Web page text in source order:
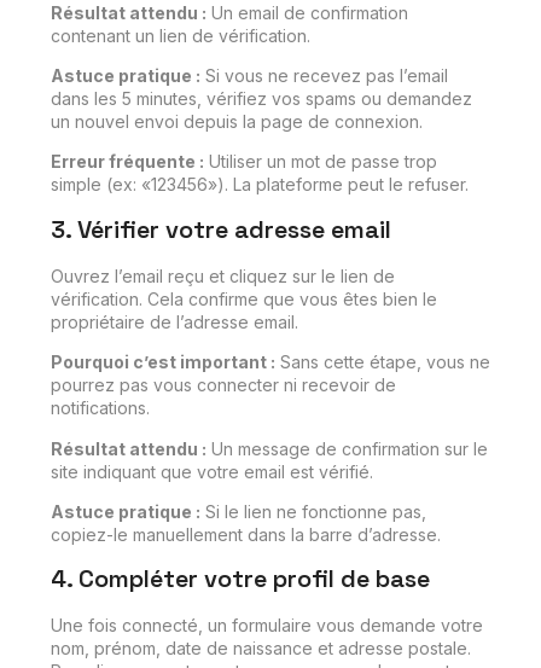
Résultat attendu : Un email de confirmation
contenant un lien de vérification.
Astuce pratique : Si vous ne recevez pas l’email
dans les 5 minutes, vérifiez vos spams ou demandez
un nouvel envoi depuis la page de connexion.
Erreur fréquente : Utiliser un mot de passe trop
simple (ex: «123456»). La plateforme peut le refuser.
3. Vérifier votre adresse email
Ouvrez l’email reçu et cliquez sur le lien de
vérification. Cela confirme que vous êtes bien le
propriétaire de l’adresse email.
Pourquoi c’est important : Sans cette étape, vous ne
pourrez pas vous connecter ni recevoir de
notifications.
Résultat attendu : Un message de confirmation sur le
site indiquant que votre email est vérifié.
Astuce pratique : Si le lien ne fonctionne pas,
copiez-le manuellement dans la barre d’adresse.
4. Compléter votre profil de base
Une fois connecté, un formulaire vous demande votre
nom, prénom, date de naissance et adresse postale.